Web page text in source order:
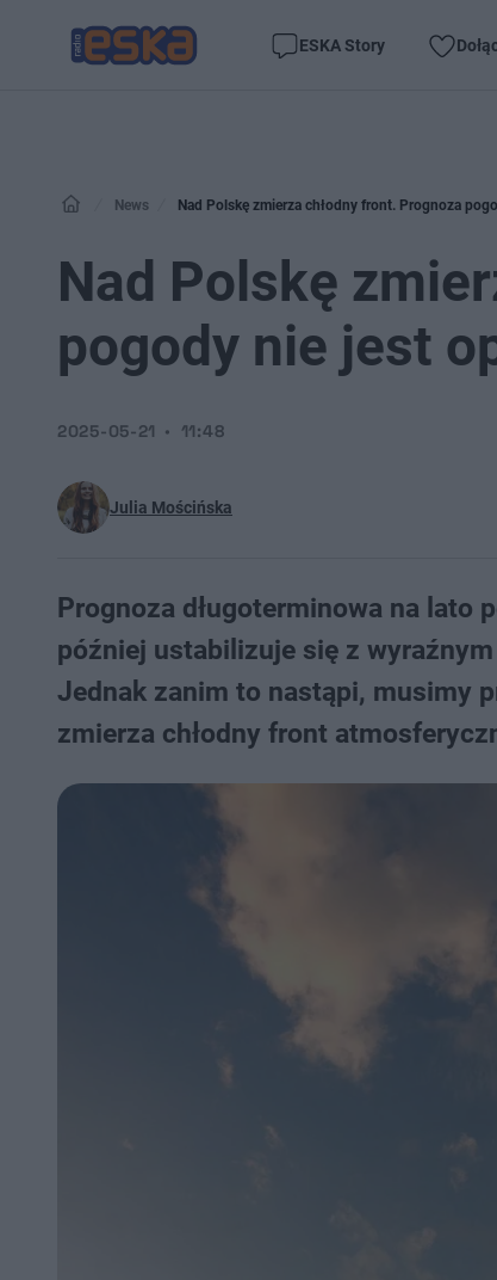
ESKA Story
News Nad Polskę zmierza chłodny front. Prognoza
Nad Polskę
pogody nie jest
Julia Mościńska
2025-05-21 11:48
Prognoza długoterminowa na lato
później ustabilizuje się z
Jednak zanim to nastąpi, musimy
zmierza chłodny front